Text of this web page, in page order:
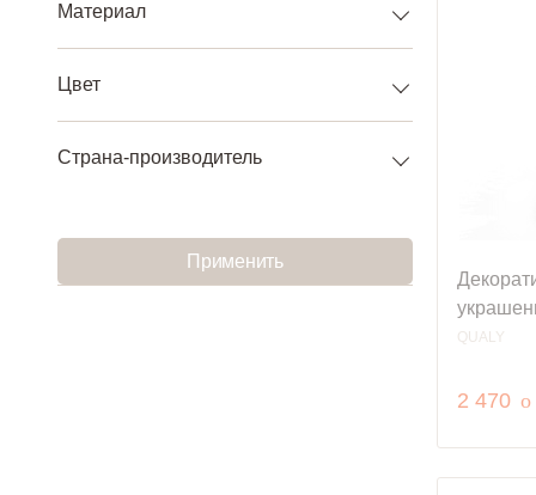
Материал
Цвет
Страна-производитель
Применить
QUALY
2 470 o